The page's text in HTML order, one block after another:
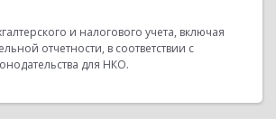
и налогового учета, включая
отчетности, в соответствии с
для НКО.